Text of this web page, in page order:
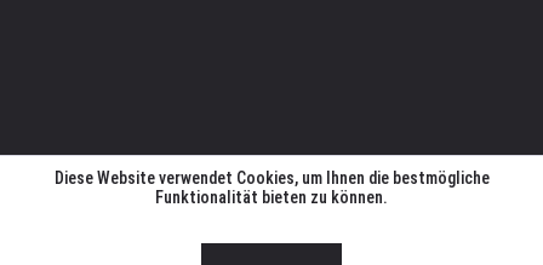
Diese Website verwendet Cookies, um Ihnen die bestmögliche
Funktionalität bieten zu können.